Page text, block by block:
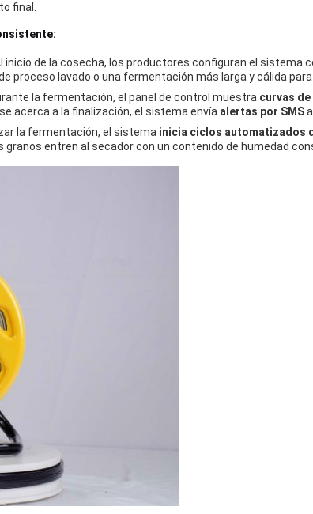
final.
inicio de la cosecha, los productores configuran el sistema
proceso lavado o una fermentación más larga y cálida
la fermentación, el panel de control muestra curvas de
acerca a la finalización, el sistema envía alertas por SMS
la fermentación, el sistema inicia ciclos automatizados
granos entren al secador con un contenido de humedad